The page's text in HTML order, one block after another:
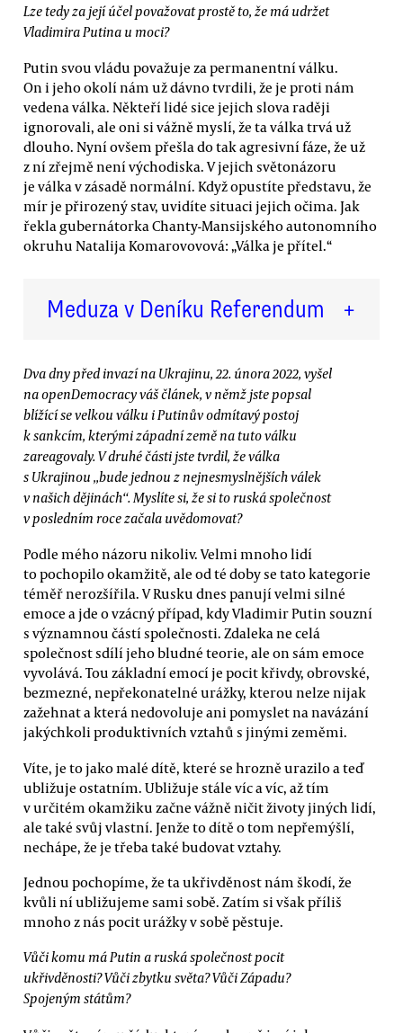
Lze tedy za její účel považovat prostě to, že má udržet
Vladimira Putina u moci?
Putin svou vládu považuje za permanentní válku.
On i jeho okolí nám už dávno tvrdili, že je proti nám
vedena válka. Někteří lidé sice jejich slova raději
ignorovali, ale oni si vážně myslí, že ta válka trvá už
dlouho. Nyní ovšem přešla do tak agresivní fáze, že už
z ní zřejmě není východiska. V jejich světonázoru
je válka v zásadě normální. Když opustíte představu, že
mír je přirozený stav, uvidíte situaci jejich očima. Jak
řekla gubernátorka Chanty-Mansijského autonomního
okruhu Natalija Komarovovová: „Válka je přítel.“
Meduza v Deníku Referendum +
Dva dny před invazí na Ukrajinu, 22. února 2022, vyšel
na openDemocracy váš článek, v němž jste popsal
blížící se velkou válku i Putinův odmítavý postoj
k sankcím, kterými západní země na tuto válku
zareagovaly. V druhé části jste tvrdil, že válka
s Ukrajinou „bude jednou z nejnesmyslnějších válek
v našich dějinách“. Myslíte si, že si to ruská společnost
v posledním roce začala uvědomovat?
Podle mého názoru nikoliv. Velmi mnoho lidí
to pochopilo okamžitě, ale od té doby se tato kategorie
téměř nerozšířila. V Rusku dnes panují velmi silné
emoce a jde o vzácný případ, kdy Vladimir Putin souzní
s významnou částí společnosti. Zdaleka ne celá
společnost sdílí jeho bludné teorie, ale on sám emoce
vyvolává. Tou základní emocí je pocit křivdy, obrovské,
bezmezné, nepřekonatelné urážky, kterou nelze nijak
zažehnat a která nedovoluje ani pomyslet na navázání
jakýchkoli produktivních vztahů s jinými zeměmi.
Víte, je to jako malé dítě, které se hrozně urazilo a teď
ubližuje ostatním. Ubližuje stále víc a víc, až tím
v určitém okamžiku začne vážně ničit životy jiných lidí,
ale také svůj vlastní. Jenže to dítě o tom nepřemýšlí,
nechápe, že je třeba také budovat vztahy.
Jednou pochopíme, že ta ukřivděnost nám škodí, že
kvůli ní ubližujeme sami sobě. Zatím si však příliš
mnoho z nás pocit urážky v sobě pěstuje.
Vůči komu má Putin a ruská společnost pocit
ukřivděnosti? Vůči zbytku světa? Vůči Západu?
Spojeným státům?